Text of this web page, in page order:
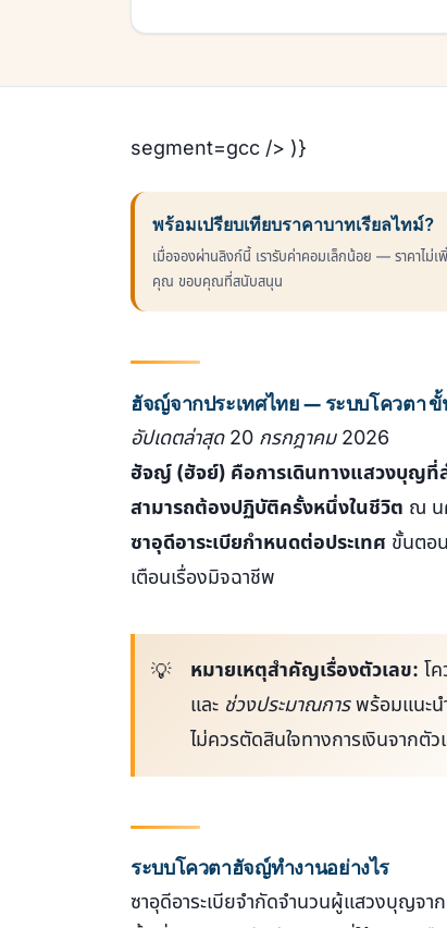
segment=gcc /> )}
พร้อมเปรียบเทียบราคาบาทเรียลไทม์?
เมื่อจองผ่านลิงก์นี้ เรารับค่าคอมเล็กน้อย — ราคาไม่เ
คุณ ขอบคุณที่สนับสนุน
ฮัจญ์จากประเทศไทย — ระบบโควตา
อัปเดตล่าสุด 20 กรกฎาคม 2026
ฮัจญ์ (ฮัจย์) คือการเดินทางแสวงบุญ
สามารถต้องปฏิบัติครั้งหนึ่งในชีวิต ณ น
ซาอุดีอาระเบียกำหนดต่อประเทศ ขั้นตอ
เตือนเรื่องมิจฉาชีพ
หมายเหตุสำคัญเรื่องตัวเลข: โ
และ ช่วงประมาณการพร้อมแนะน
ไม่ควรตัดสินใจทางการเงินจากตัว
ระบบโควตาฮัจญ์ทำงานอย่างไร
ซาอุดีอาระเบียจำกัดจำนวนผู้แสวงบุญจา